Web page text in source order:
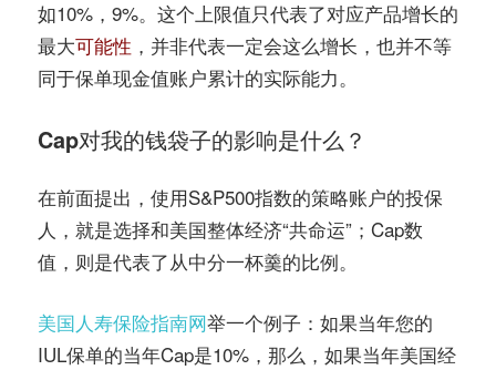
如10%，9%。这个上限值只代表了对应产品增长的
最大可能性 ，并非代表一定会这么增长，也并不等
同于保单现金值账户累计的实际能力。
Cap对我的钱袋子的影响是什么？
在前面提出，使用S&P500指数的策略账户的投保
人，就是选择和美国整体经济“共命运”；Cap数
值，则是代表了从中分一杯羹的比例。
美国人寿保险指南网举一个例子：如果当年您的
IUL保单的当年Cap是10%，那么，如果当年美国经